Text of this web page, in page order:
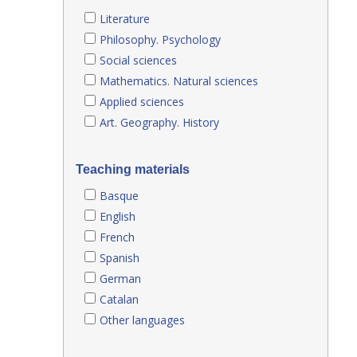
Literature
Philosophy. Psychology
Social sciences
Mathematics. Natural sciences
Applied sciences
Art. Geography. History
Teaching materials
Basque
English
French
Spanish
German
Catalan
Other languages